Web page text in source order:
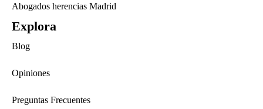
Abogados herencias Madrid
Explora
Blog
Opiniones
Preguntas Frecuentes